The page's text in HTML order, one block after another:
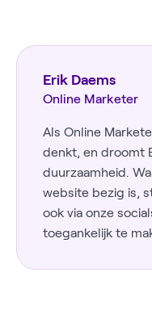
Erik Daems
Online Marketer
Als Online
denkt, en droomt
duurzaamheid.
website bezig is,
ook via onze
toegankelijk te